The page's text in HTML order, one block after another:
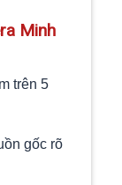
Minh
trên 5
gốc rõ